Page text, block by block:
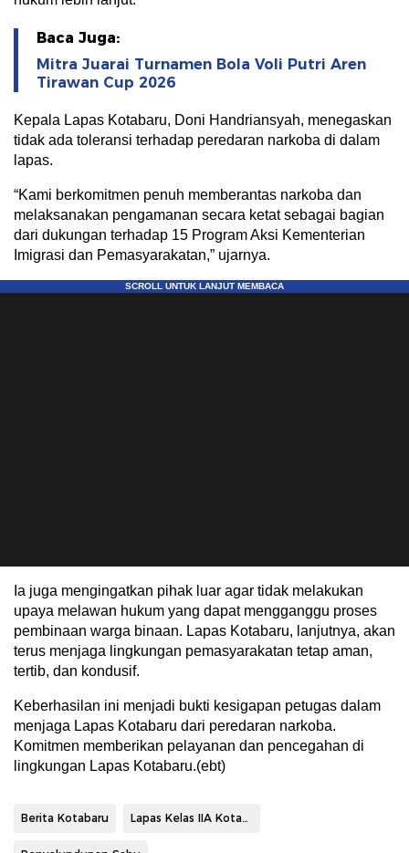
Baca Juga:
Mitra Juarai Turnamen Bola Voli Putri Aren
Tirawan Cup 2026
Kepala Lapas Kotabaru, Doni Handriansyah, menegaskan
tidak ada toleransi terhadap peredaran narkoba di dalam
lapas.
“Kami berkomitmen penuh memberantas narkoba dan
melaksanakan pengamanan secara ketat sebagai bagian
dari dukungan terhadap 15 Program Aksi Kementerian
Imigrasi dan Pemasyarakatan,” ujarnya.
Ia juga mengingatkan pihak luar agar tidak melakukan
upaya melawan hukum yang dapat mengganggu proses
pembinaan warga binaan. Lapas Kotabaru, lanjutnya, akan
terus menjaga lingkungan pemasyarakatan tetap aman,
tertib, dan kondusif.
Keberhasilan ini menjadi bukti kesigapan petugas dalam
menjaga Lapas Kotabaru dari peredaran narkoba.
Komitmen memberikan pelayanan dan pencegahan di
lingkungan Lapas Kotabaru.(ebt)
Berita Kotabaru Lapas Kelas IIA Kotabaru